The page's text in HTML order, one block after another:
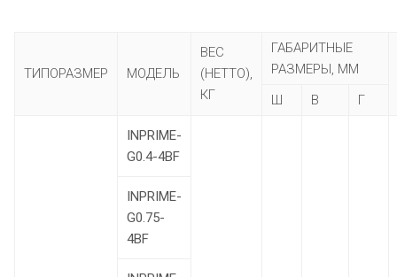
ТИПОРАЗМЕР МОДЕЛЬ
ВЕС
(НЕТТО),
КГ
ГАБАРИТНЫЕ
РАЗМЕРЫ, ММ
Ш
В Г
INPRIME-
G0.4-4BF
INPRIME-
G0.75-
4BF